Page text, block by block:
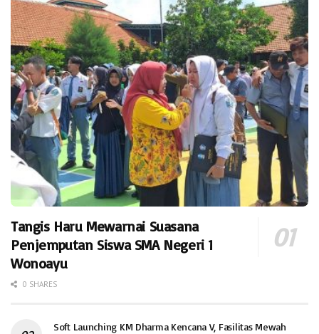
Tangis Haru Mewarnai Suasana
Penjemputan Siswa SMA Negeri 1
Wonoayu
0 SHARES
Soft Launching KM Dharma Kencana V, Fasilitas Mewah